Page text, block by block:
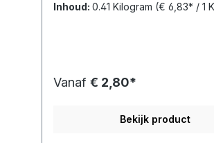
Inhoud: 0.41 Kilogram (€ 6,83* / 1
Vanaf € 2,80*
Bekijk product